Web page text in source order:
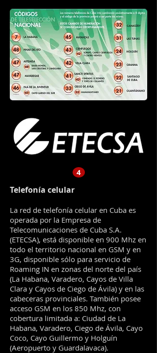
4
Telefonía celular
La red de telefonía celular en Cuba es
operada por la Empresa de
Telecomunicaciones de Cuba S.A.
(ETECSA), está disponible en 900 Mhz en
todo el territorio nacional en GSM y en
3G, disponible sólo para servicio de
Roaming IN en zonas del norte del país
(La Habana, Varadero, Cayos de Villa
Clara y Cayos de Ciego de Ávila) y en las
cabeceras provinciales. También posee
acceso GSM en los 850 Mhz, con
cobertura limitada a: Ciudad de La
Habana, Varadero, Ciego de Ávila, Cayo
Coco, Cayo Guillermo y Holguín
(Aeropuerto y Guardalavaca).